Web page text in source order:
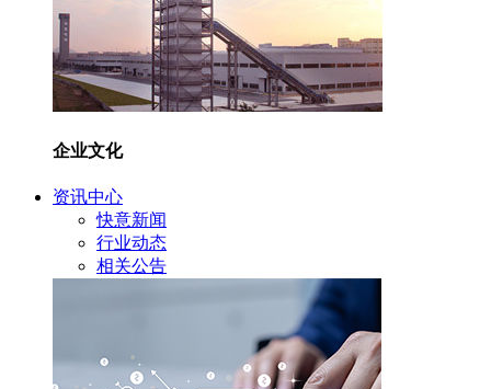
企业文化
资讯中心
快意新闻
行业动态
相关公告